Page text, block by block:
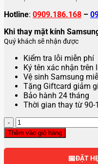
Hotline: 0909.186.168 –
Khi thay mặt kính
Quý khách sẽ nhận được
Kiểm tra lỗi miễn phí
Ký tên xác nhận trên
Vệ sinh Samsung
Tặng Giftcard giảm
Bảo hành 24 tháng
Thời gian thay từ 90-
Thay
mặt
kính
Samsung
Thêm vào giỏ hàng
📅ĐẶT